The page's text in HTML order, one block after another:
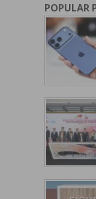
POPULAR